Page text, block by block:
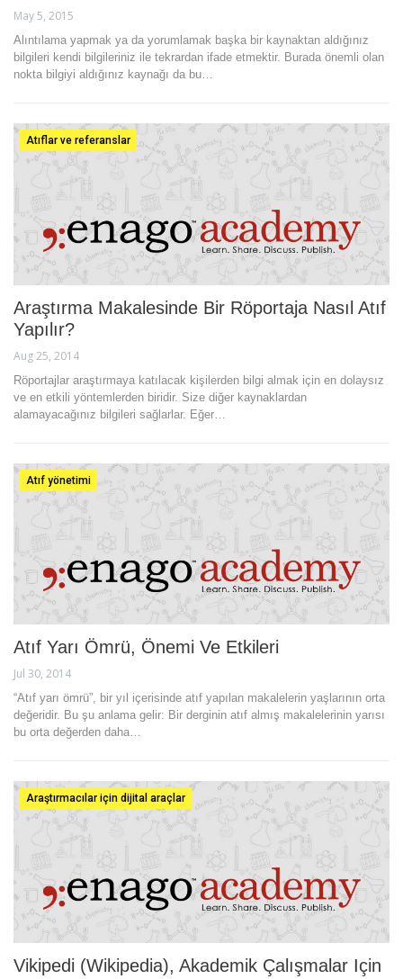
May 5, 2015
Alıntılama yapmak ya da yorumlamak başka bir kaynaktan aldığınız
bilgileri kendi bilgileriniz ile tekrardan ifade etmektir. Burada önemli olan
nokta bilgiyi aldığınız kaynağı da bu…
Atıflar ve referanslar
Araştırma Makalesinde Bir Röportaja Nasıl Atıf
Yapılır?
Aug 25, 2014
Röportajlar araştırmaya katılacak kişilerden bilgi almak için en dolaysız
ve en etkili yöntemlerden biridir. Size diğer kaynaklardan
alamayacağınız bilgileri sağlarlar. Eğer…
Atıf yönetimi
Atıf Yarı Ömrü, Önemi Ve Etkileri
Jul 30, 2014
“Atıf yarı ömrü”, bir yıl içerisinde atıf yapılan makalelerin yaşlarının orta
değeridir. Bu şu anlama gelir: Bir derginin atıf almış makalelerinin yarısı
bu orta değerden daha…
Araştırmacılar için dijital araçlar
Vikipedi (Wikipedia), Akademik Çalışmalar Için